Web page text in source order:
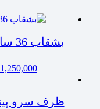
بشقاب 36 سانت تورزن کد 326 یک عددی ایلا
1,250,000